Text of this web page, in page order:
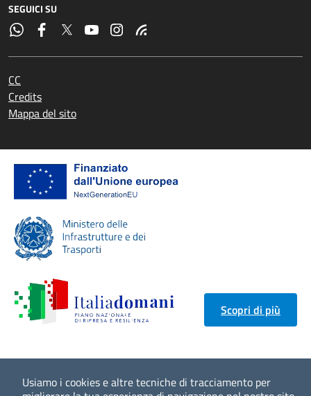
Usiamo i cookies e altre tecniche di tracciamento per
SEGUICI SU
CC
Credits
Mappa del sito
Scopri di più